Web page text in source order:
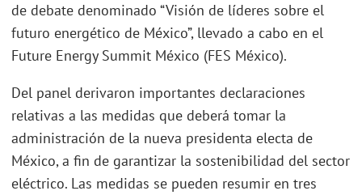
de debate denominado “Visión de líderes sobre el
futuro energético de México”, llevado a cabo en el
Future Energy Summit México (FES México).
Del panel derivaron importantes declaraciones
relativas a las medidas que deberá tomar la
administración de la nueva presidenta electa de
México, a fin de garantizar la sostenibilidad del sector
eléctrico. Las medidas se pueden resumir en tres